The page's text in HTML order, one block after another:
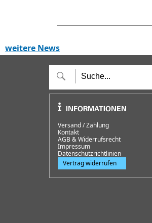
weitere News
Versand / Zahlung
Kontakt
AGB & Widerrufsrecht
Impressum
Datenschutzrichtlinien
Vertrag widerrufen